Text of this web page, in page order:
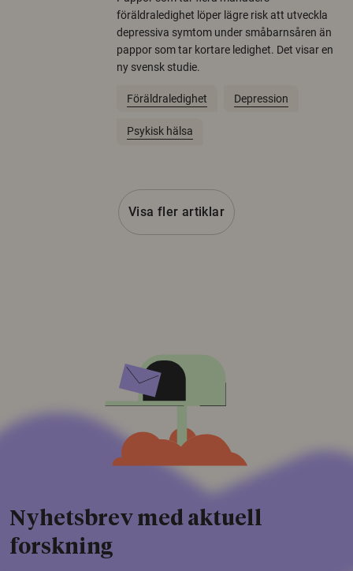
föräldraledighet löper lägre risk att utveckla
depressiva symtom under småbarnsåren än
pappor som tar kortare ledighet. Det visar en
ny svensk studie.
Föräldraledighet Depression
Psykisk hälsa
Visa fler artiklar
Nyhetsbrev med aktuell
forskning